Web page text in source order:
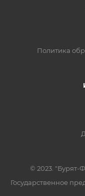
Политика
© 2023.
Государственное